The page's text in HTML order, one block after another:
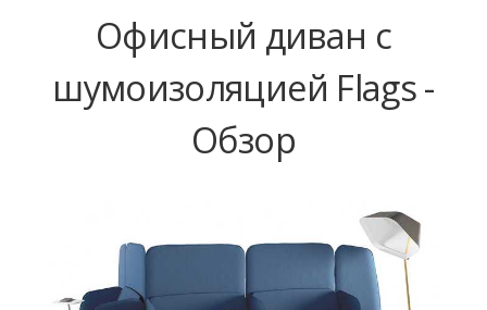
Офисный диван с
шумоизоляцией Flags -
Обзор